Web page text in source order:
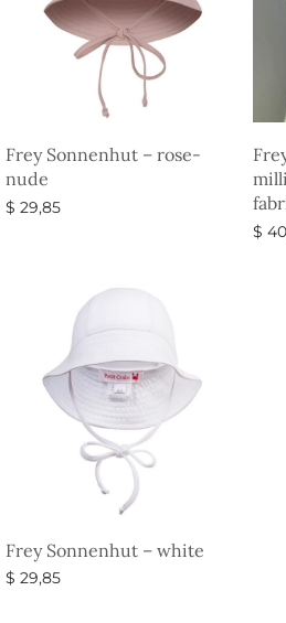
Frey Sonnenhut – rose-
nude
$ 29,85
$
Frey Sonnenhut – white
$ 29,85